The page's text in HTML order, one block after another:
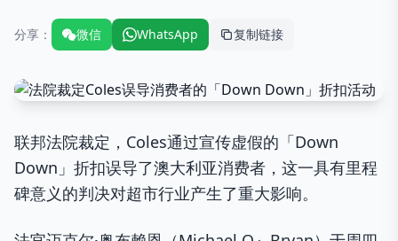
分享： 微信 WhatsApp 复制链接
联邦法院裁定，Coles通过宣传虚假的「Down
Down」折扣误导了澳大利亚消费者，这一具有里程
碑意义的判决对超市行业产生了重大影响。